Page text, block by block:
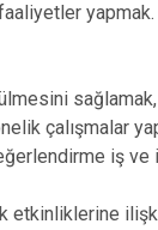
yapmak.
sağlamak,
çalışmalar
iş
etkinliklerine